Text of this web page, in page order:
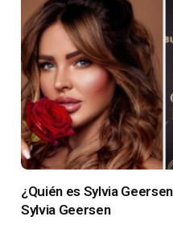
¿Quién es Sylvia
Sylvia Geersen